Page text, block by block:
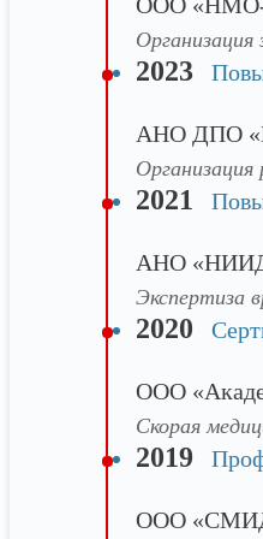
Организация
2023
АНО ДПО
2021
АНО
Экспертиза
2020
ООО
Скорая
2019
ООО